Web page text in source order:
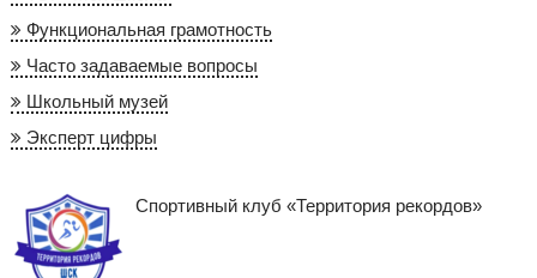
Функциональная грамотность
Часто задаваемые вопросы
Школьный музей
Эксперт цифры
Спортивный клуб «Территория рекордов»